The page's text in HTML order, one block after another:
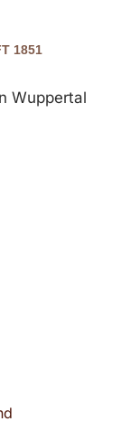
1851
Wuppertal